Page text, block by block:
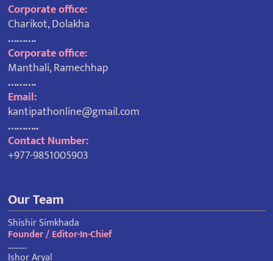
Corporate office:
Charikot, Dolakha
……….
Corporate office:
Manthali, Ramechhap
……….
Email:
kantipathonline@gmail.com
………..
Contact Number:
+977-9851005903
Our Team
Shishir Simkhada
Founder / Editor-In-Chief
……….